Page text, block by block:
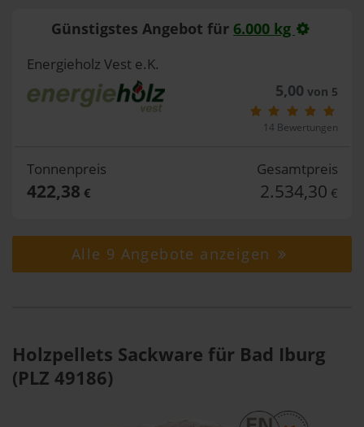
Günstigstes Angebot für 6.000 kg
Energieholz Vest e.K.
5,00 von 5
14 Bewertungen
Tonnenpreis
422,38 €
Gesamtpreis
2.534,30 €
Alle 9 Angebote anzeigen
Holzpellets Sackware für Bad Iburg
(PLZ 49186)